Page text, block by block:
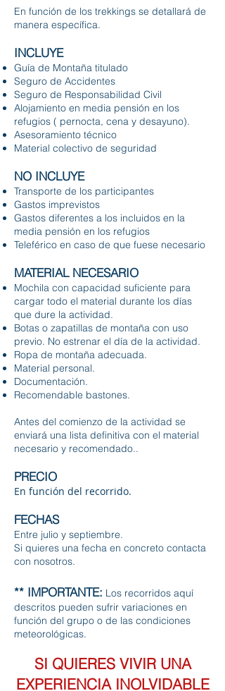
En función de los trekkings se detallará de
manera específica.
INCLUYE
Guía de Montaña titulado
Seguro de Accidentes
Seguro de Responsabilidad Civil
Alojamiento en media pensión en los
refugios ( pernocta, cena y desayuno).
Asesoramiento técnico
Material colectivo de seguridad
NO INCLUYE
Transporte de los participantes
Gastos imprevistos
Gastos diferentes a los incluidos en la
media pensión en los refugios
Teleférico en caso de que fuese necesario
MATERIAL NECESARIO
Mochila con capacidad suficiente para
cargar todo el material durante los días
que dure la actividad.
Botas o zapatillas de montaña con uso
previo. No estrenar el día de la actividad.
Ropa de montaña adecuada.
Material personal.
Documentación.
Recomendable bastones.
Antes del comienzo de la actividad se
enviará una lista definitiva con el material
necesario y recomendado..
PRECIO
En función del recorrido.
FECHAS
Entre julio y septiembre.
Si quieres una fecha en concreto contacta
con nosotros.
** IMPORTANTE: Los recorridos aquí
descritos pueden sufrir variaciones en
función del grupo o de las condiciones
meteorológicas.
SI QUIERES VIVIR UNA
EXPERIENCIA INOLVIDABLE